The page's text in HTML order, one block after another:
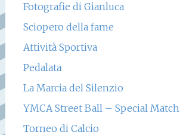
Fotografie di Gianluca
Sciopero della fame
Attività Sportiva
Pedalata
La Marcia del Silenzio
YMCA Street Ball – Special Match
Torneo di Calcio